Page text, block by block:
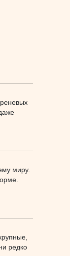
миру.
редко